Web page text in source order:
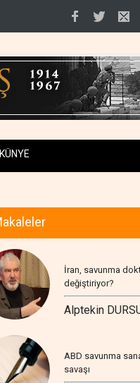
Yemen Kızıldeniz
KÜNYE
İran, savunma
değiştiriyor?
Alptekin
ABD savunma
savaşı